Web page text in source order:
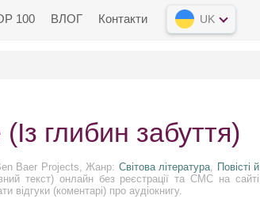
100 ВЛОГ Контакти UK
глибин забуття)
Baer Projects, Жанр: Світова література, Повісті й
текст) онлайн без реєстрації та СМС на сайті
відгуки (коментарі) про аудіокнигу.